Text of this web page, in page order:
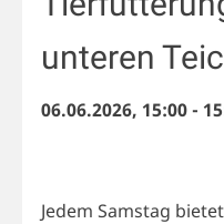
unteren
06.06.2026, 15:00-
Jedem Samstag